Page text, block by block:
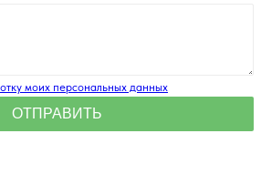
моих персональных данных